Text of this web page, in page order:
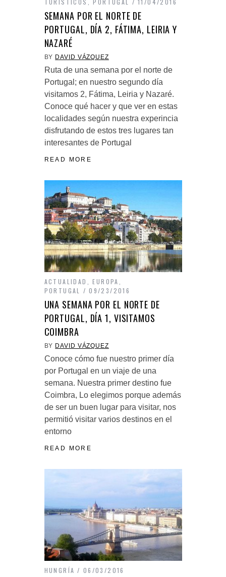
TURÍSTICOS PORTUGAL 11/04/2016
SEMANA POR EL NORTE DE
PORTUGAL, DÍA 2, FÁTIMA, LEIRIA Y
NAZARÉ
BY DAVID VÁZQUEZ
Ruta de una semana por el norte de
Portugal; en nuestro segundo día
visitamos 2, Fátima, Leiria y Nazaré.
Conoce qué hacer y que ver en estas
localidades según nuestra experincia
disfrutando de estos tres lugares tan
interesantes de Portugal
READ MORE
ACTUALIDAD ,EUROPA
PORTUGAL
09/23/2016
UNA SEMANA POR EL NORTE DE
PORTUGAL, DÍA 1, VISITAMOS
COIMBRA
BY DAVID VÁZQUEZ
Conoce cómo fue nuestro primer día
por Portugal en un viaje de una
semana. Nuestra primer destino fue
Coimbra, Lo elegimos porque además
de ser un buen lugar para visitar, nos
permitió visitar varios destinos en el
entorno
READ MORE
HUNGRÍA 06/03/2016